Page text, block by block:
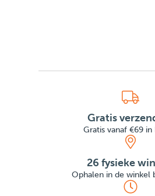
Gratis
Gratis vanaf €69 in
26 fysieke
Ophalen in de winkel